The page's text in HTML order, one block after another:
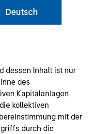
Deutsch
dessen Inhalt ist nur
des
Kapitalanlagen
kollektiven
mit der
durch die